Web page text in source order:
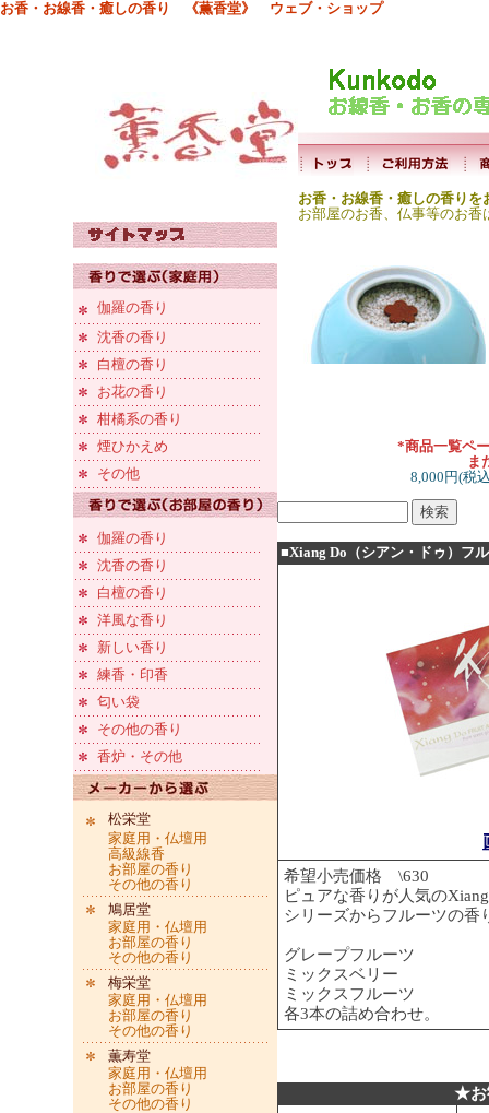
お香・お線香・癒しの香り 《薫香堂》 ウェブ・ショップ
お香・お線香・癒しの香り
お部屋のお香、仏事等のお
伽羅の香り
沈香の香り
白檀の香り
お花の香り
柑橘系の香り
煙ひかえめ
その他
伽羅の香り
沈香の香り
白檀の香り
洋風な香り
新しい香り
練香・印香
匂い袋
その他の香り
香炉・その他
松栄堂
家庭用・仏壇用
高級線香
お部屋の香り
その他の香り
鳩居堂
家庭用・仏壇用
お部屋の香り
その他の香り
梅栄堂
家庭用・仏壇用
お部屋の香り
その他の香り
薫寿堂
家庭用・仏壇用
お部屋の香り
その他の香り
*商品一覧ペ
ま
8,000円(税
■Xiang Do（シアン・ドゥ）フ
希望小売価格 \630
ピュアな香りが人気の
シリーズからフルーツの香
グレープフルーツ
ミックスベリー
ミックスフルーツ
各3本の詰め合わせ。
★お